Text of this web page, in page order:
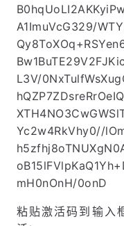
A1ImuVcG329/
L3V/
Yc2w4RkVhy0//
mH0nOnH/0onD
粘贴激活码到输入